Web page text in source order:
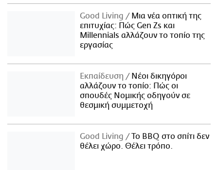
Good Living
Μια νέα οπτική της
επιτυχίας: Πώς Gen Zs και
Millennials αλλάζουν το τοπίο της
εργασίας
Εκπαίδευση
Νέοι δικηγόροι
αλλάζουν το τοπίο: Πώς οι
σπουδές Νομικής οδηγούν σε
θεσμική συμμετοχή
Good Living
Το BBQ στο σπίτι δεν
θέλει χώρο. Θέλει τρόπο.